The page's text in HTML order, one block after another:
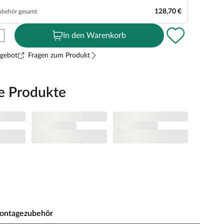
gesamt 128,70 €
In den Warenkorb
Fragen zum Produkt
Produkte